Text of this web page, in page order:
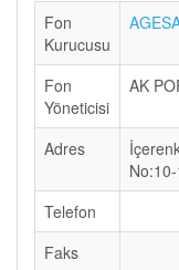
Fon
Kurucusu
Fon
Yöneticisi
AK
Adres
Telefon
Faks